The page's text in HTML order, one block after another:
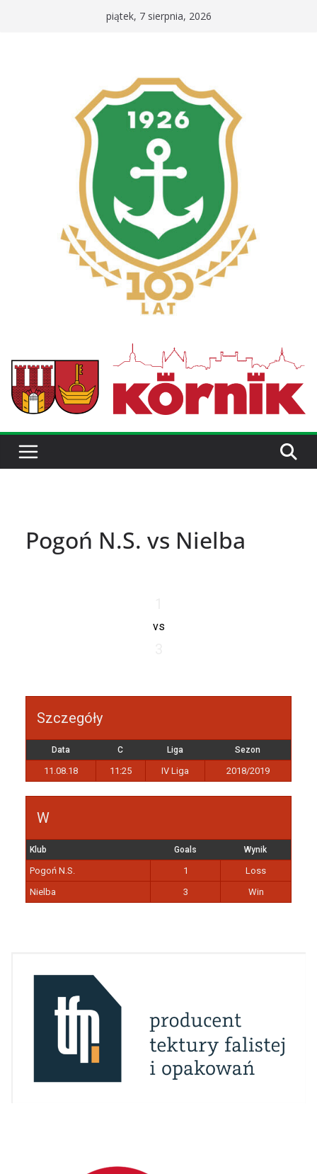
piątek, 7 sierpnia, 2026
Pogoń N.S. vs Nielba
vs
Szczegóły
Data C Liga Sezon
11.08.18 11:25 IV Liga 2018/2019
W
Klub Goals Wynik
Pogoń N.S. 1
Loss
Nielba
3 Win